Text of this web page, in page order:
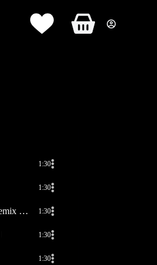
Panier
1:30
1:30
A3 The Miller – Apex ( Remix Rove Ranger ) 1:30
1:30
1:30